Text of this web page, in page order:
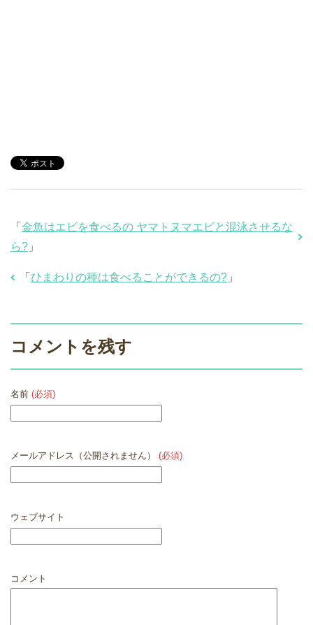
「 金魚はエビを食べるの ヤマトヌマエビと混泳させるな
ら? 」
「 ひまわりの種は食べることができるの? 」
コメントを残す
名前 (必須)
メールアドレス（公開されません） (必須)
ウェブサイト
コメント